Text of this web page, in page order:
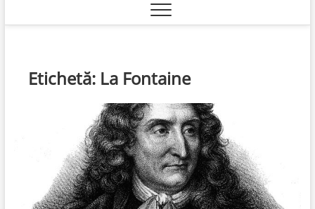
Etichetă: La Fontaine